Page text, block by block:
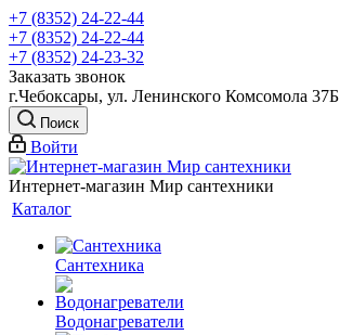
+7 (8352) 24-22-44
+7 (8352) 24-22-44
+7 (8352) 24-23-32
Заказать звонок
г.Чебоксары, ул. Ленинского Комсомола 37Б
Поиск
Войти
Интернет-магазин Мир сантехники
Каталог
Сантехника
Водонагреватели